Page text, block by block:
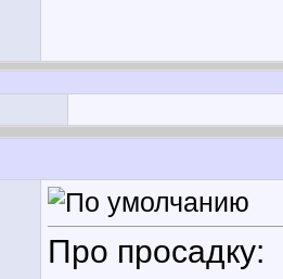
Про просадку: